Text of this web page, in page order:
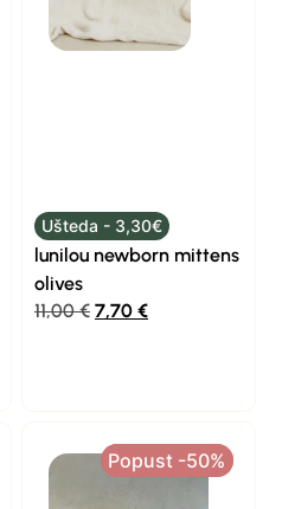
Ušteda - 3,30€
lunilou newborn mittens
olives
11,00€ 7,70 €
Popust -50%
Popust -50%